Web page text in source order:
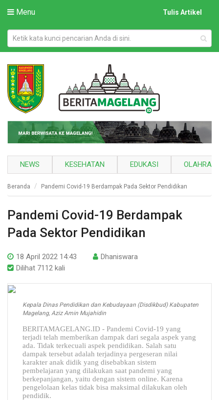
Menu Tulis Artikel
NEWS KESEHATAN EDUKASI
Beranda Pandemi Covid-19 Berdampak Pada Sektor Pendidikan
Pandemi Covid-19 Berdampak
Pada Sektor Pendidikan
18 April 2022 14:43
Dhaniswara
Dilihat 7112 kali
Kepala Dinas Pendidikan dan Kebudayaan (Disdikbud) Kabupaten
Magelang, Aziz Amin Mujahidin
BERITAMAGELANG.ID - Pandemi Covid-19 yang
terjadi telah memberikan dampak dari segala aspek yang
ada. Tidak terkecuali aspek pendidikan. Salah satu
dampak tersebut adalah terjadinya pergeseran nilai
karakter anak didik yang disebabkan sistem
pembelajaran yang dilakukan saat pandemi yang
berkepanjangan, yaitu dengan sistem online. Karena
pengelolaan kelas tidak bisa maksimal dilakukan oleh
pendidik.